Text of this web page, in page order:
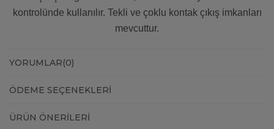
kontrolünde kullanılır. Tekli ve çoklu kontak çıkış imkanları
mevcuttur.
YORUMLAR(0)
ÖDEME SEÇENEKLERI
ÜRÜN ÖNERILERI